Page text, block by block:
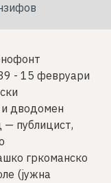
- 15 февруари
дводомен
— публицист,
гркоманско
(јужна